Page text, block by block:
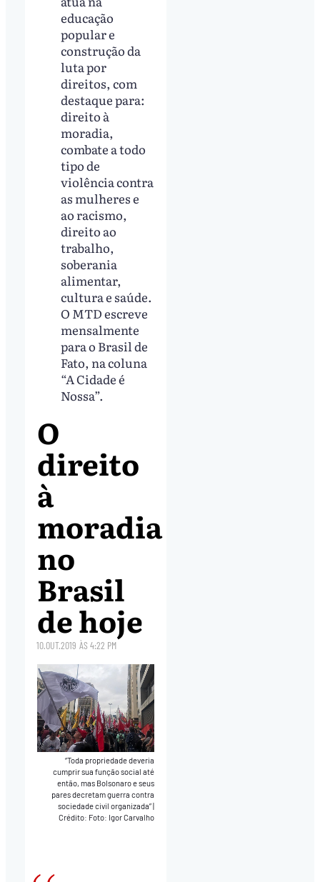
educação
popular e
construção da
luta por
direitos, com
destaque para:
direito à
moradia,
combate a todo
tipo de
violência contra
as mulheres e
ao racismo,
direito ao
trabalho,
soberania
alimentar,
cultura e saúde.
O MTD escreve
mensalmente
para o Brasil de
Fato, na coluna
“A Cidade é
Nossa”.
O
direito
à
moradia
no
Brasil
de hoje
10.OUT.2019 ÀS4:22 PM
“Toda propriedade deveria
cumprir sua função social até
então, mas Bolsonaro e seus
pares decretam guerra contra
sociedade civil organizada”
Crédito: Foto: Igor Carvalho